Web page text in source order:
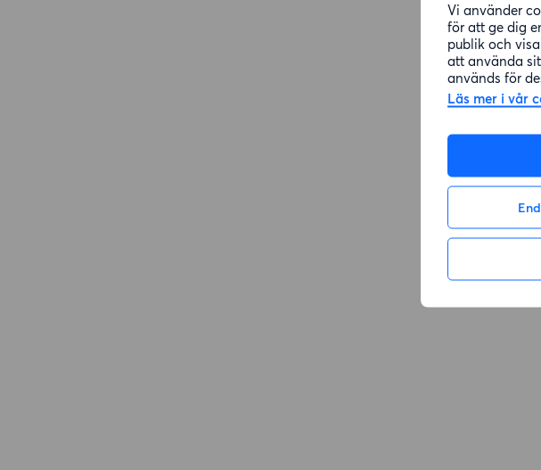
Vi använder
för att ge dig
publik och
att använda
används för
Läs mer i vår
Annonsen